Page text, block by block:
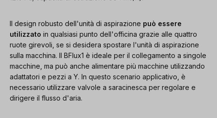
Il design robusto dell'unità di aspirazione può essere
utilizzato in qualsiasi punto dell'officina grazie alle quattro
ruote girevoli, se si desidera spostare l'unità di aspirazione
sulla macchina. Il BFlux1 è ideale per il collegamento a singole
macchine, ma può anche alimentare più macchine utilizzando
adattatori e pezzi a Y. In questo scenario applicativo, è
necessario utilizzare valvole a saracinesca per regolare e
dirigere il flusso d'aria.